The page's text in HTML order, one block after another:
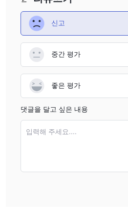
클릭하십시오.
DBS와 거래 계좌를 개설하려면 다음 단
1. 계정 개설 시스템에 접속하십시오.
2. 국가 신분증, 휴대전화 번호, 이메일
4. 추가 정보를 입력하십시오.
수수료
최소 수수료: 서비스 유형에 따라 다양
신고
중간 평가
좋은 평가
댓글을 달고 싶은 내용
입력해 주세요....